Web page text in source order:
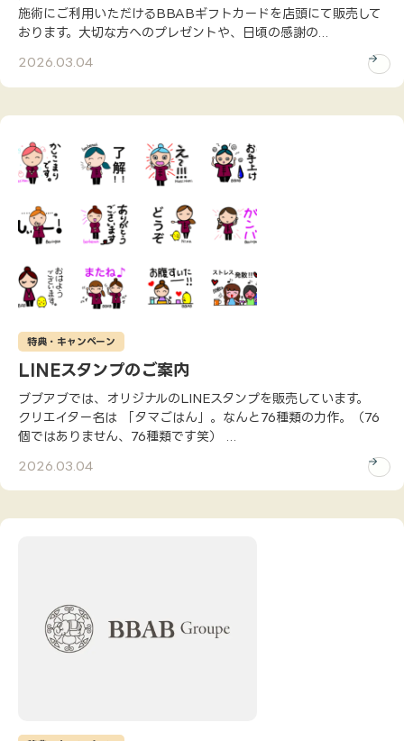
施術にご利用いただけるBBABギフトカードを店頭にて販売して
おります。大切な方へのプレゼントや、日頃の感謝の...
2026.03.04
特典・キャンペーン
LINEスタンプのご案内
ブブアブでは、オリジナルのLINEスタンプを販売しています。
クリエイター名は 「タマごはん」。なんと76種類の力作。（76
個ではありません、76種類です笑） ...
2026.03.04